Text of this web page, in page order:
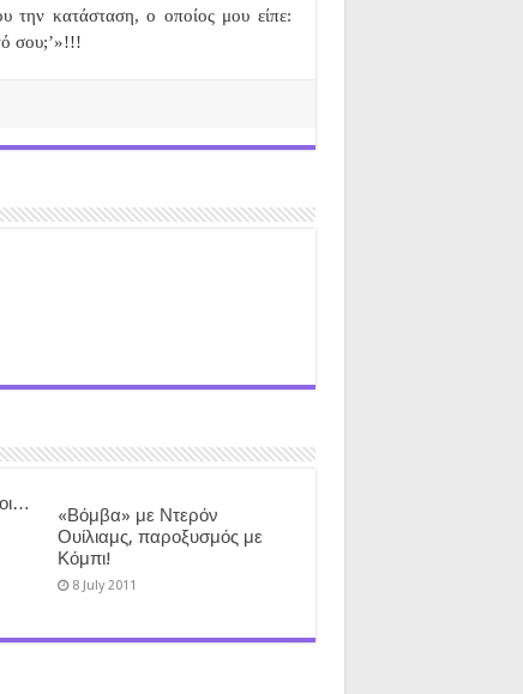
την κατάσταση, ο οποίος μου είπε:
σου;’»!!!
«Βόμβα» με Ντερόν
Ουίλιαμς, παροξυσμός με
Κόμπι!
8 July 2011